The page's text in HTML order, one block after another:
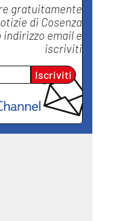
gratuitamente
di Cosenza
email e
iscriviti
Iscriviti